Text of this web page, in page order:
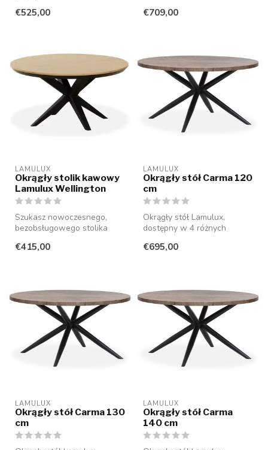
nowoczesnym, kwadrato...
€525,00 €709,00
LAMULUX
Okrągły stolik kawowy
Lamulux Wellington
Szukasz nowoczesnego,
bezobsługowego stolika
wpasuje si...
€415,00
LAMULUX
Okrągły stół Carma 120
cm
Okrągły stół Lamulux,
dostępny w 4 różnych
wymaga ...
€695,00
LAMULUX
Okrągły stół Carma 130
cm
LAMULUX
Okrągły stół Carma
140 cm